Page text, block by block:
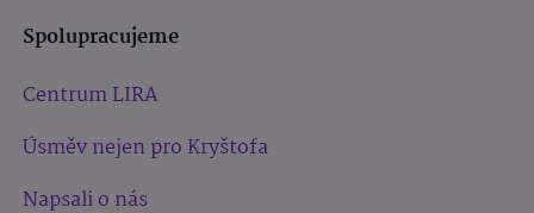
Spolupracujeme
Centrum LIRA
Úsměv nejen pro Kryštofa
Napsali o nás